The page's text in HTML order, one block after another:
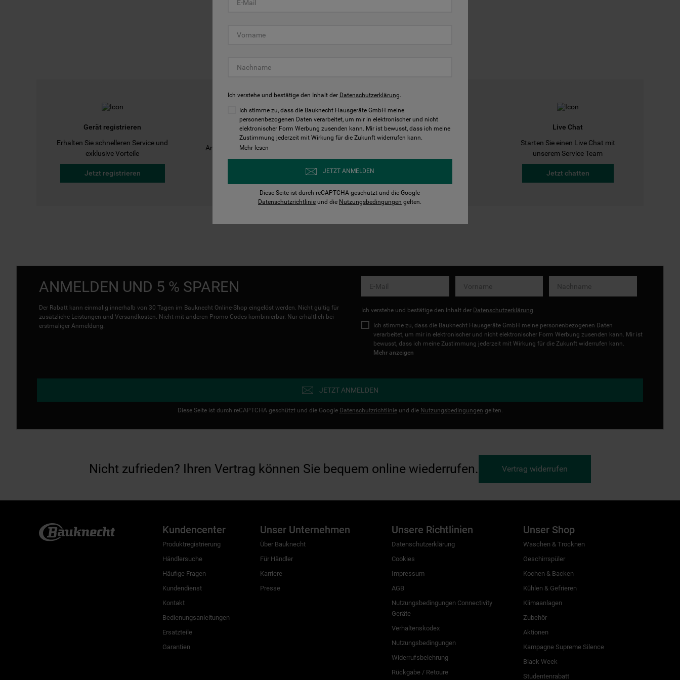
Gerät registrieren
Erhalten Sie schnelleren Service und
exklusive Vorteile
Jetzt registrieren
Bedienungsanleitungen
Anleitungen finden und herunterladen
Kontakt
Live Chat
Starten Sie einen Live Chat mit
unserem Service Team
Jetzt chatten
ANMELDEN UND 5 % SPAREN
Der Rabatt kann einmalig innerhalb von 30 Tagen im Bauknecht Online-Shop eingelöst werden. Nicht gültig für
zusätzliche Leistungen und Versandkosten. Nicht mit anderen Promo Codes kombinierbar. Nur erhältlich bei
erstmaliger Anmeldung.
Ich verstehe und bestätige den Inhalt der Datenschutzerklärung
Ich stimme zu, dass die Bauknecht Hausgeräte GmbH meine personenbezogenen Daten
verarbeitet, um mir in elektronischer und nicht elektronischer Form Werbung zusenden kann. Mir ist
bewusst, dass ich meine Zustimmung jederzeit mit Wirkung für die Zukunft widerrufen kann.
Mehr anzeigen
JETZT ANMELDEN
Diese Seite ist durch reCAPTCHA geschützt und die Google Datenschutzrichtlinieund die Nutzungsbedingungen gelten.
Nicht zufrieden? Ihren Vertrag können Sie bequem online wiederrufen. Vertrag widerrufen
Kundencenter
Produktregistrierung
Händlersuche
Häufige Fragen
Kundendienst
Kontakt
Bedienungsanleitungen
Ersatzteile
Garantien
Unser Unternehmen
Über Bauknecht
Für Händler
Karriere
Presse
Unsere Richtlinien
Datenschutzerklärung
Cookies
Impressum
AGB
Nutzungsbedingungen Connectivity
Geräte
Verhaltenskodex
Nutzungsbedingungen
Widerrufsbelehrung
Rückgabe / Retoure
Unser Shop
Waschen & Trocknen
Geschirrspüler
Kochen & Backen
Kühlen & Gefrieren
Klimaanlagen
Zubehör
Aktionen
Kampagne Supreme Silence
Black Week
Studentenrabatt
Ich verstehe und bestätige den Inhalt der Datenschutzerklärung.
Ich stimme zu, dass die Bauknecht Hausgeräte GmbH meine
personenbezogenen Daten verarbeitet, um mir in elektronischer und nicht
elektronischer Form Werbung zusenden kann. Mir ist bewusst, dass ich meine
Zustimmung jederzeit mit Wirkung für die Zukunft widerrufen kann.
Mehr lesen
JETZT ANMELDEN
Diese Seite ist durch reCAPTCHA geschützt und die Google
Datenschutzrichtlinie und die Nutzungsbedingungen gelten.